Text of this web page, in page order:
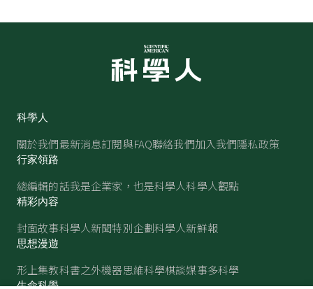
科學人
關於我們最新消息訂閱與FAQ聯絡我們加入我們隱私政策
行家領路
總編輯的話我是企業家，也是科學人科學人觀點
精彩內容
封面故事科學人新聞特別企劃科學人新鮮報
思想漫遊
形上集教科書之外機器思維科學棋談媒事多科學
生命科學